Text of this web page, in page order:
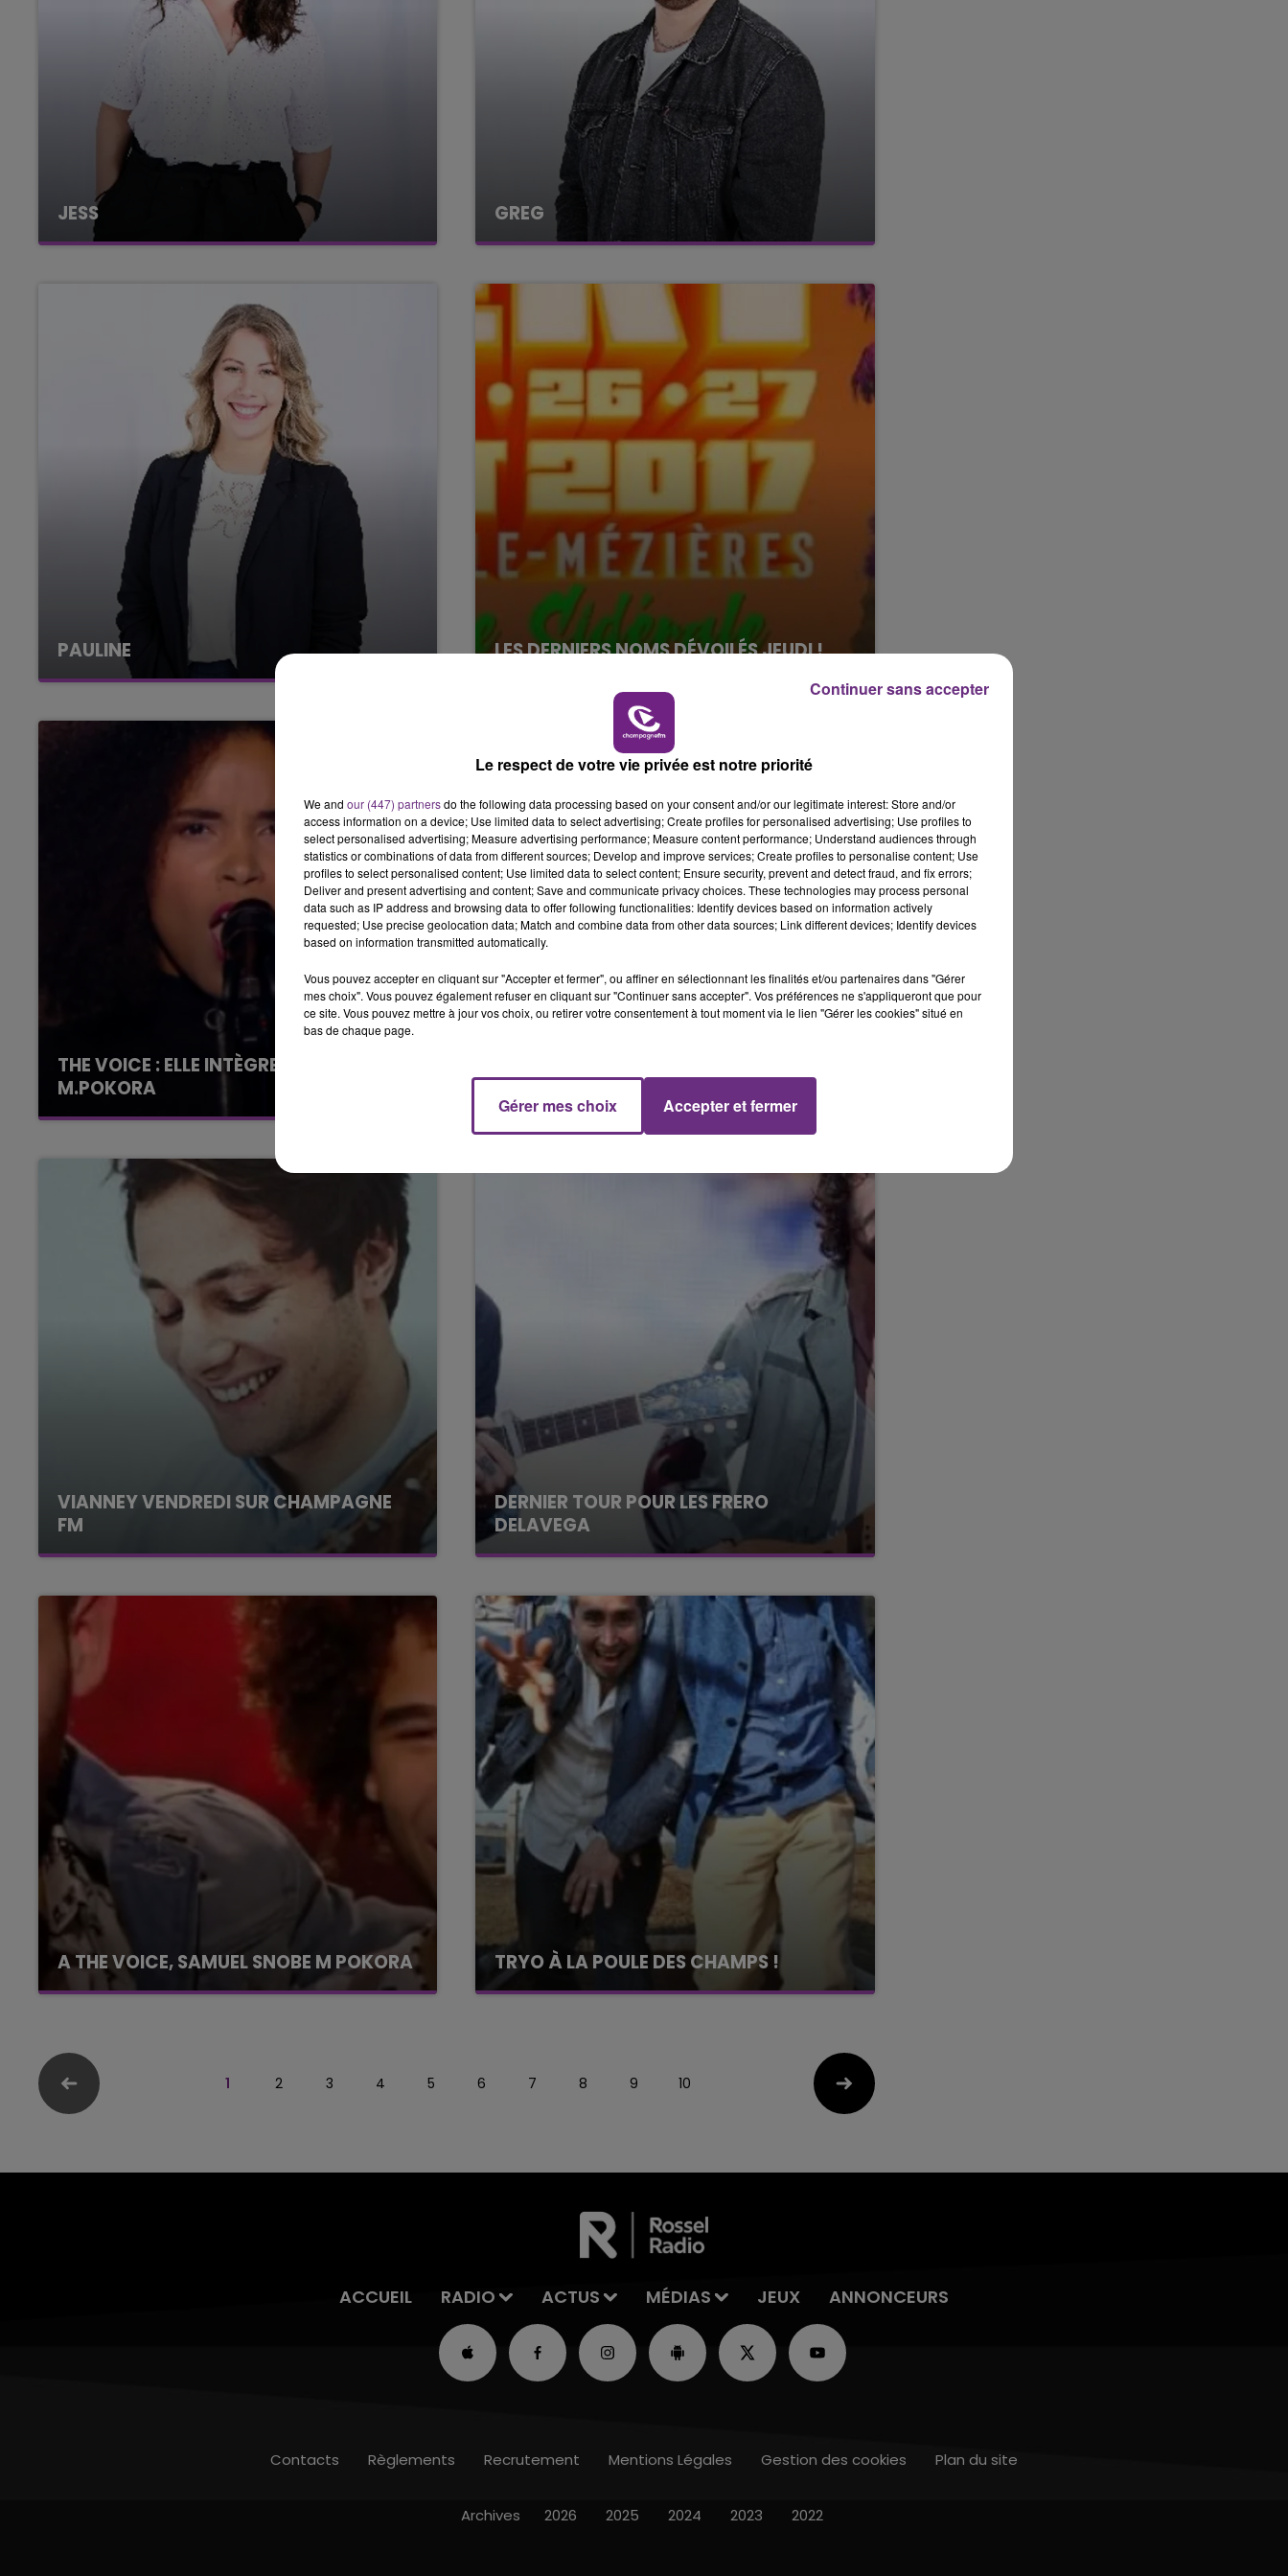
19h15 - 20h00
LA RADIO POP
5h00 - 6h00
LE BEST OF DE LA FAMILLE
CHAMPAGNE FM
JESS GREG
PAULINE LES DERNIERS NOMS DÉVOILÉS JEUDI !
THE VOICE : ELLE INTÈGRE L'ÉQUIPE DE
M.POKORA
A - VOX DANS TARATATA !
VIANNEY VENDREDI SUR CHAMPAGNE
FM
DERNIER TOUR POUR LES FRERO
DELAVEGA
A THE VOICE, SAMUEL SNOBE M POKORA TRYO À LA POULE DES CHAMPS !
1 2 3 4 5 6 7 8 9 10
ACCUEIL RADIO ACTUS MÉDIAS JEUX ANNONCEURS
Contacts Règlements Recrutement Mentions Légales Gestion des cookies Plan du site
Archives 2026 2025 2024 2023 2022
Le respect de votre vie privée est notre priorité
We and our (447) partnersdo the following data processing based on your consent and/or our legitimate interest: Store and/or
access information on a device; Use limited data to select advertising; Create profiles for personalised advertising; Use profiles to
select personalised advertising; Measure advertising performance; Measure content performance; Understand audiences through
statistics or combinations of data from different sources; Develop and improve services; Create profiles to personalise content; Use
profiles to select personalised content; Use limited data to select content; Ensure security, prevent and detect fraud, and fix errors;
Deliver and present advertising and content; Save and communicate privacy choices. These technologies may process personal
data such as IP address and browsing data to offer following functionalities: Identify devices based on information actively
requested; Use precise geolocation data; Match and combine data from other data sources; Link different devices; Identify devices
based on information transmitted automatically.
Vous pouvez accepter en cliquant sur "Accepter et fermer", ou affiner en sélectionnant les finalités et/ou partenaires dans "Gérer
mes choix". Vous pouvez également refuser en cliquant sur "Continuer sans accepter". Vos préférences ne s'appliqueront que pour
ce site. Vous pouvez mettre à jour vos choix, ou retirer votre consentement à tout moment via le lien "Gérer les cookies" situé en
bas de chaque page.
Gérer mes choix Accepter et fermer
Continuer sans accepter